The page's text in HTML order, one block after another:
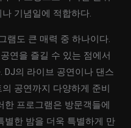
기념일에 적합하다.
램도 큰 매력 중 하나이다.
연을 즐길 수 있는 점에서
DJ의 라이브 공연이나 댄스
공연까지 다양하게 준비
한 프로그램은 방문객들에
별한 밤을 더욱 특별하게 만